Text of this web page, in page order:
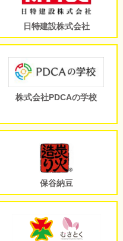
日特建設株式会社
株式会社PDCAの学校
保谷納豆